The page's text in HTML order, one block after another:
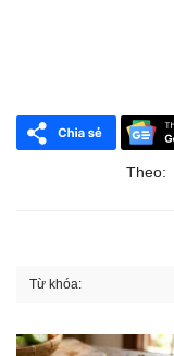
Theo:
Từ khóa: